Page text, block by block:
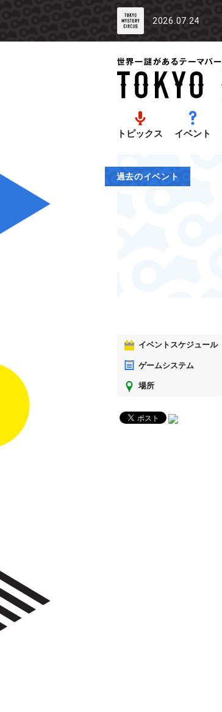
2026.07.24
トピックス イベント
過去のイベント
イベントスケジュール
ゲームシステム
場所